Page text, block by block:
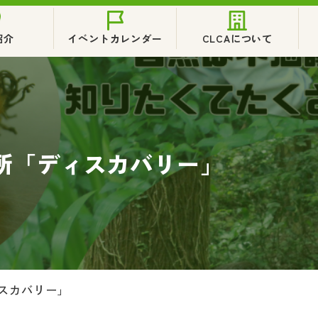
介 イベントカレンダー CLCAについて
「ディスカバリー」
バリー」